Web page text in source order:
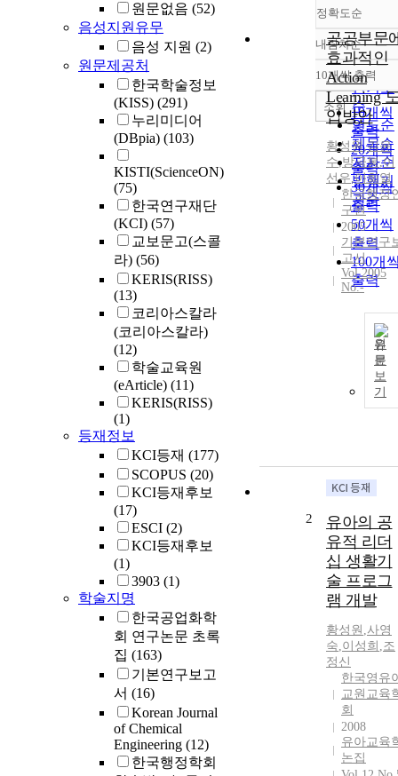
원문없음 (52)
음성지원유무
음성 지원 (2)
원문제공처
한국학술정보
(KISS) (291)
누리미디어
(DBpia) (103)
KISTI(ScienceON)
(75)
한국연구재단
(KCI) (57)
교보문고(스콜
라) (56)
KERIS(RISS)
(13)
코리아스칼라
(코리아스칼라)
(12)
학술교육원
(eArticle) (11)
KERIS(RISS)
(1)
등재정보
KCI등재 (177)
SCOPUS (20)
KCI등재후보
(17)
ESCI (2)
KCI등재후보
(1)
3903 (1)
학술지명
한국공업화학
회 연구논문 초록
집 (163)
기본연구보고
서 (16)
Korean Journal
of Chemical
Engineering (12)
한국행정학회
정확도순
정확도
순
인기도
순
연도순
제목순
저자순
발행기
관순
내림차순
내림차
10개씩 출력
10개씩
출력
20개씩
출력
30개씩
출력
50개씩
출력
100개
출력
조회
공공부문
효과적인
Action
Learning
입방안
황성원,김윤
수,방극봉,이
선우,이희열
한국행정
구원
2005
기본연구
고서
Vol.2005
No.-
원
문
보
기
2
유아의 공
유적 리더
십 생활기
술 프로그
램 개발
황성원 ,사영
숙,이성희 ,조
정신
한국영유
교원교육
회
2008
유아교육
논집